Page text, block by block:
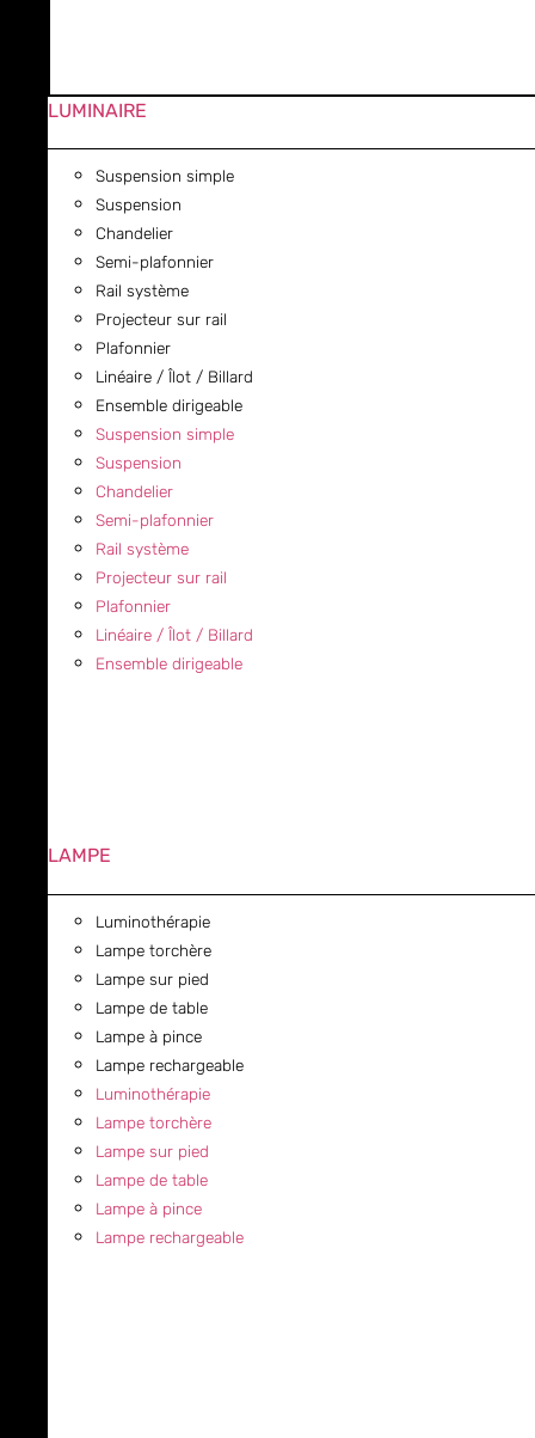
LUMINAIRE
Suspension simple
Suspension
Chandelier
Semi-plafonnier
Rail système
Projecteur sur rail
Plafonnier
Linéaire / Îlot / Billard
Ensemble dirigeable
Suspension simple
Suspension
Chandelier
Semi-plafonnier
Rail système
Projecteur sur rail
Plafonnier
Linéaire / Îlot / Billard
Ensemble dirigeable
LAMPE
Luminothérapie
Lampe torchère
Lampe sur pied
Lampe de table
Lampe à pince
Lampe rechargeable
Luminothérapie
Lampe torchère
Lampe sur pied
Lampe de table
Lampe à pince
Lampe rechargeable